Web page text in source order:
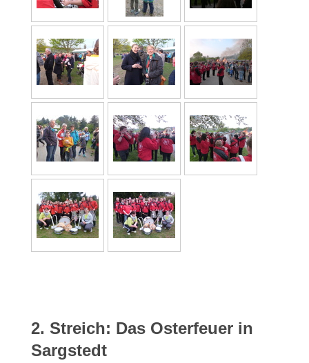
2. Streich: Das Osterfeuer in
Sargstedt